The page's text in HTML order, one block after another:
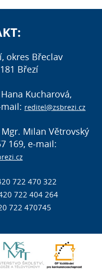
okres Břeclav
Březí
Kucharová,
reditel@zsbrezi.cz
Milan Větrovský
169, e-mail:
722 470 322
722 404 264
722 470745